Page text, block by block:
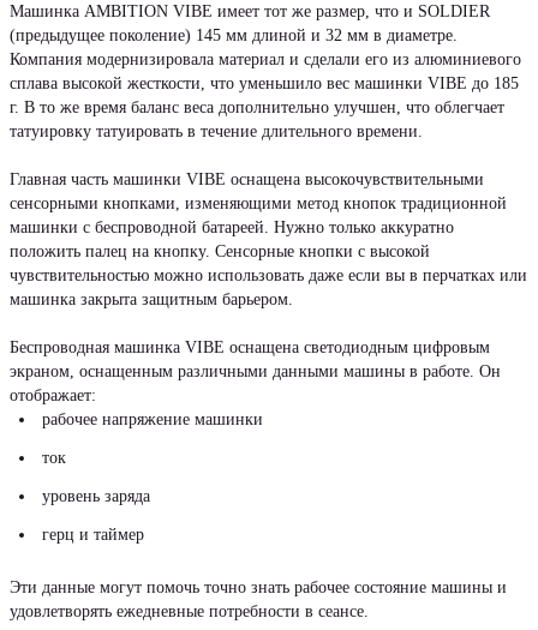
Машинка AMBITION VIBE имеет тот же размер, что и SOLDIER
(предыдущее поколение) 145 мм длиной и 32 мм в диаметре.
Компания модернизировала материал и сделали его из алюминиевого
сплава высокой жесткости, что уменьшило вес машинки VIBE до 185
г. В то же время баланс веса дополнительно улучшен, что облегчает
татуировку татуировать в течение длительного времени.
Главная часть машинки VIBE оснащена высокочувствительными
сенсорными кнопками, изменяющими метод кнопок традиционной
машинки с беспроводной батареей. Нужно только аккуратно
положить палец на кнопку. Сенсорные кнопки с высокой
чувствительностью можно использовать даже если вы в перчатках или
машинка закрыта защитным барьером.
Беспроводная машинка VIBE оснащена светодиодным цифровым
экраном, оснащенным различными данными машины в работе. Он
отображает:
рабочее напряжение машинки
ток
уровень заряда
герц и таймер
Эти данные могут помочь точно знать рабочее состояние машины и
удовлетворять ежедневные потребности в сеансе.